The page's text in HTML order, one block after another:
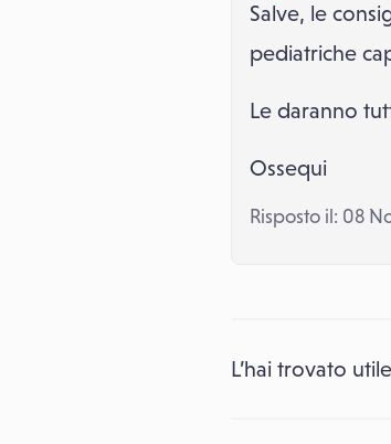
Salve, le
pediatriche
Le daranno
Ossequi
Risposto il: 08
L’hai trovato